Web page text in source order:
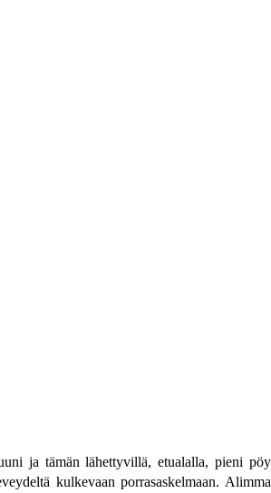
ja tämän lähettyvillä, etualalla, pieni
kulkevaan porrasaskelmaan.